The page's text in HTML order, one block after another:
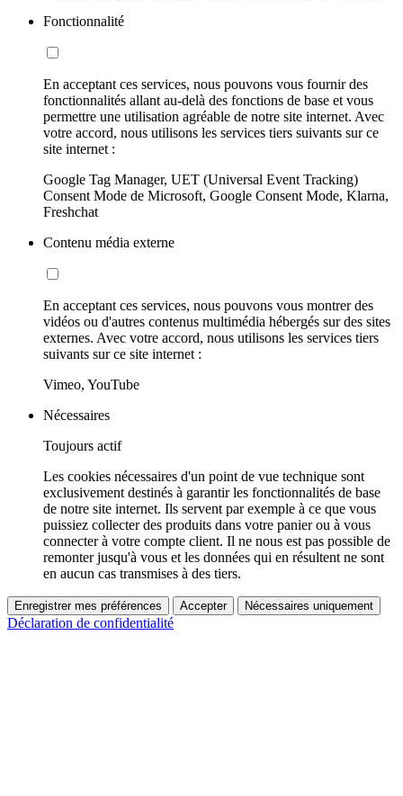
Fonctionnalité
En acceptant ces services, nous pouvons vous fournir des
fonctionnalités allant au-delà des fonctions de base et vous
permettre une utilisation agréable de notre site internet. Avec
votre accord, nous utilisons les services tiers suivants sur ce
site internet :
Google Tag Manager, UET (Universal Event Tracking)
Consent Mode de Microsoft, Google Consent Mode, Klarna,
Freshchat
Contenu média externe
En acceptant ces services, nous pouvons vous montrer des
vidéos ou d'autres contenus multimédia hébergés sur des sites
externes. Avec votre accord, nous utilisons les services tiers
suivants sur ce site internet :
Vimeo, YouTube
Nécessaires
Toujours actif
Les cookies nécessaires d'un point de vue technique sont
exclusivement destinés à garantir les fonctionnalités de base
de notre site internet. Ils servent par exemple à ce que vous
puissiez collecter des produits dans votre panier ou à vous
connecter à votre compte client. Il ne nous est pas possible de
remonter jusqu'à vous et les données qui en résultent ne sont
en aucun cas transmises à des tiers.
Enregistrer mes préférences Accepter Nécessaires uniquement
Déclaration de confidentialité